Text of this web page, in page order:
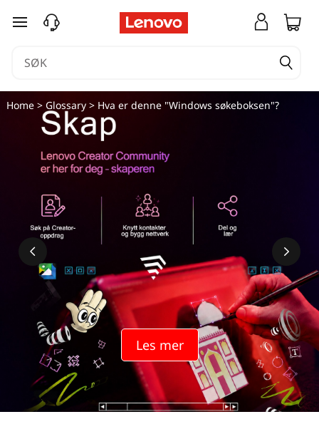
gå til hovedinnhold
Les mer
Home> Glossary> Hva er denne "Windows søkeboksen"?